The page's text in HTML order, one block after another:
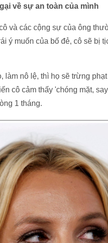
về sự an toàn của mình
và các cộng sự của ông
ý muốn của bố đẻ, cô sẽ bị
làm nô lệ, thì họ sẽ trừng
cô cảm thấy 'chóng mặt,
1 tháng.